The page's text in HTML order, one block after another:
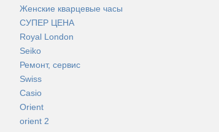
Женские кварцевые часы
СУПЕР ЦЕНА
Royal London
Seiko
Ремонт, сервис
Swiss
Casio
Orient
orient 2